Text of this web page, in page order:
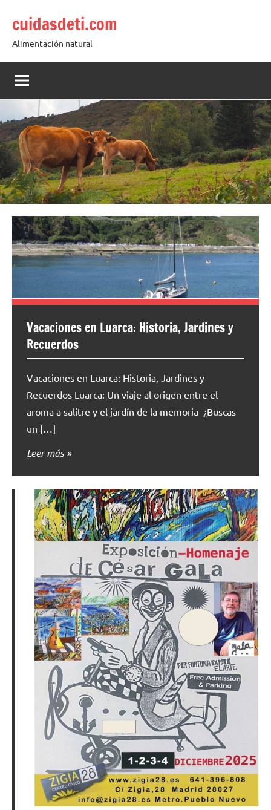
contenido
cuidasdeti.com
Alimentación natural
Vacaciones en Luarca: Historia, Jardines y
Recuerdos
Vacaciones en Luarca: Historia, Jardines y
Recuerdos Luarca: Un viaje al origen entre el
aroma a salitre y el jardín de la memoria ¿Buscas
un […]
Leer más